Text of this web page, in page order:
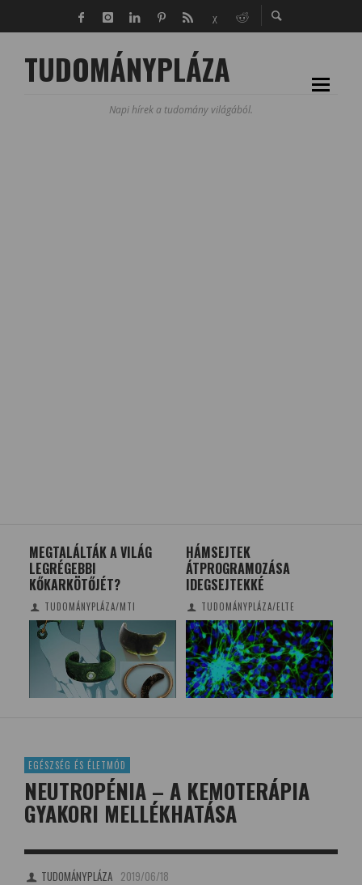
TUDOMÁNYPLÁZA
Napi hírek a tudomány világából.
MEGTALÁLTÁK A VILÁG
LEGRÉGEBBI
KŐKARKÖTŐJÉT?
TUDOMÁNYPLÁZA/MTI
HÁMSEJTEK
ÁTPROGRAMOZÁSA
IDEGSEJTEKKÉ
TUDOMÁNYPLÁZA/ELTE
EGÉSZSÉG ÉS ÉLETMÓD
NEUTROPÉNIA – A KEMOTERÁPIA
GYAKORI MELLÉKHATÁSA
TUDOMÁNYPLÁZA 2019/06/18